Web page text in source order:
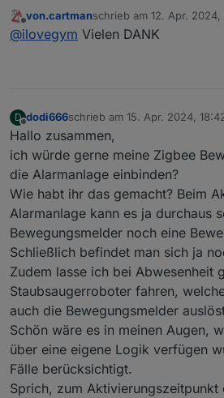
falscher Tab,
um die Alexa
da dein
Offline
von.cartmanschrieb am 12. Apr. 2024,
zuletzt editiert von
@ilovegym Vielen DANK
D
Offline
dodi666schrieb am 15. Apr. 2024,
zuletzt editiert von
Hallo zusammen,
ich würde gerne meine Zigbee
die Alarmanlage einbinden?
Wie habt ihr das gemacht? Beim
Alarmanlage kann es ja durchaus
Bewegungsmelder noch eine
Schließlich befindet man sich ja
Zudem lasse ich bei Abwesenheit
Staubsaugerroboter fahren,
auch die Bewegungsmelder
Schön wäre es in meinen Augen,
über eine eigene Logik verfügen
Fälle berücksichtigt.
Sprich, zum Aktivierungszeitpunkt